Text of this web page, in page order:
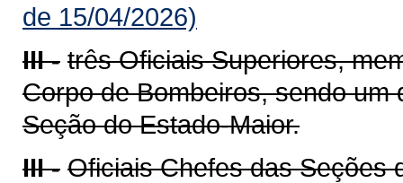
de 15/04/2026)
III - três Oficiais Superiores,
Corpo de Bombeiros, sendo um
Seção do Estado-Maior.
III - Oficiais Chefes das Seções